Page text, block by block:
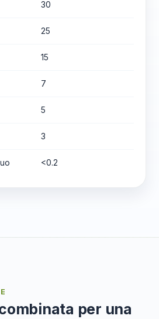
30
25
15
7
5
3
<0.2
per una